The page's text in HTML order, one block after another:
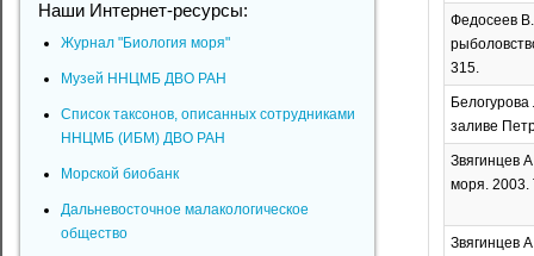
Федосеев
315.
заливе
Звягинцев
моря.
Звягинцев
Наши Интернет-ресурсы:
Журнал "Биология моря"
Музей ННЦМБ ДВО РАН
Список таксонов, описанных сотрудниками
ННЦМБ (ИБМ) ДВО РАН
Морской биобанк
Дальневосточное малакологическое
общество